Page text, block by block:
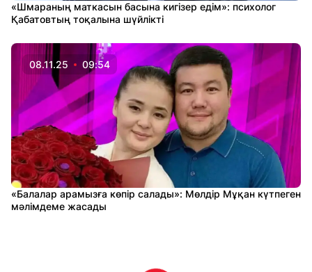
«Шмараның маткасын басына кигізер едім»: психолог
Қабатовтың тоқалына шүйлікті
08.11.25 09:54
«Балалар арамызға көпір салады»: Мөлдір Мұқан күтпеген
мәлімдеме жасады